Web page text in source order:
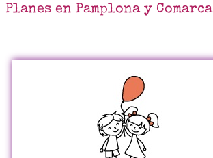
Planes en Pamplona y Comarca